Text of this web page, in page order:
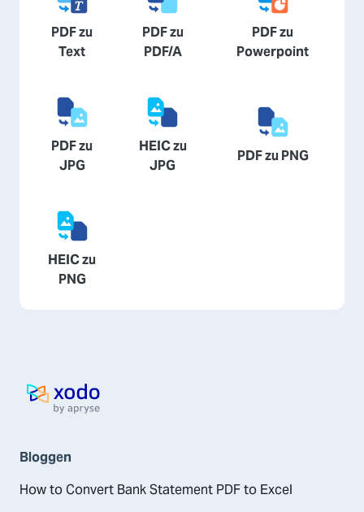
PDF zu
Text
PDF zu
PDF/A
PDF zu
Powerpoint
PDF zu
JPG
HEIC zu
JPG
PDF zu PNG
HEIC zu
PNG
Startseite
Bloggen
How to Convert Bank Statement PDF to Excel